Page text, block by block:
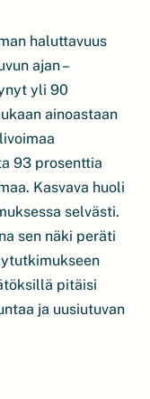
haluttavuus
ajan –
yli 90
ainoastaan
93 prosenttia
Kasvava huoli
selvästi.
sen näki peräti
pitäisi
ja uusiutuvan